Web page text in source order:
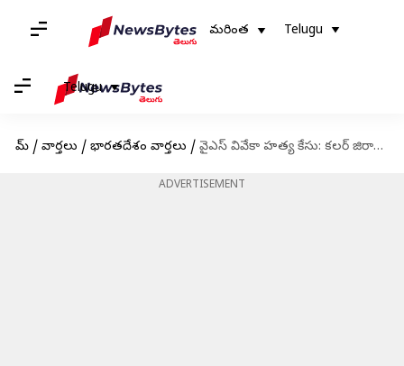
మరింత Telugu
Telugu
హోమ్ / వార్తలు / భారతదేశం వార్తలు / వైఎస్‌ వివేకా హత్య కేసు: కలర్ జిరాక్స్ కాపీతో నిన్‌హైడ్రిన్‌ పరీక్షకు సీబీఐ కోర్టు గ్రీన్ సిగ్నల్
ADVERTISEMENT